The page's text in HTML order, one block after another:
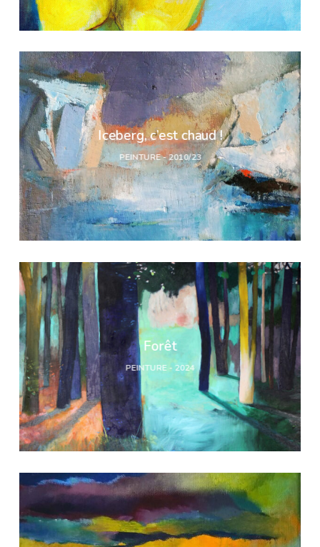
Iceberg, c’est chaud !
PEINTURE - 2010/23
Forêt
PEINTURE - 2024